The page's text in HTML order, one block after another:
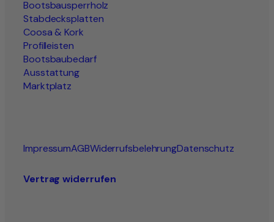
Bootsbausperrholz
Stabdecksplatten
Coosa & Kork
Profilleisten
Bootsbaubedarf
Ausstattung
Marktplatz
ImpressumAGBWiderrufsbelehrungDatenschutz
Vertrag widerrufen